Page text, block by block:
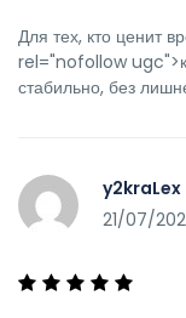
Для тех, кто ценит
rel="nofollow
стабильно, без
y2kraLex
21/07/